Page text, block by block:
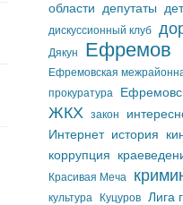
области
депутаты
дискуссионный клуб
Дякун Ефремов
Ефремовская
прокуратура
ЖКХ закон
Интернет история
коррупция
Красивая Меча
культура Куцуров Лига